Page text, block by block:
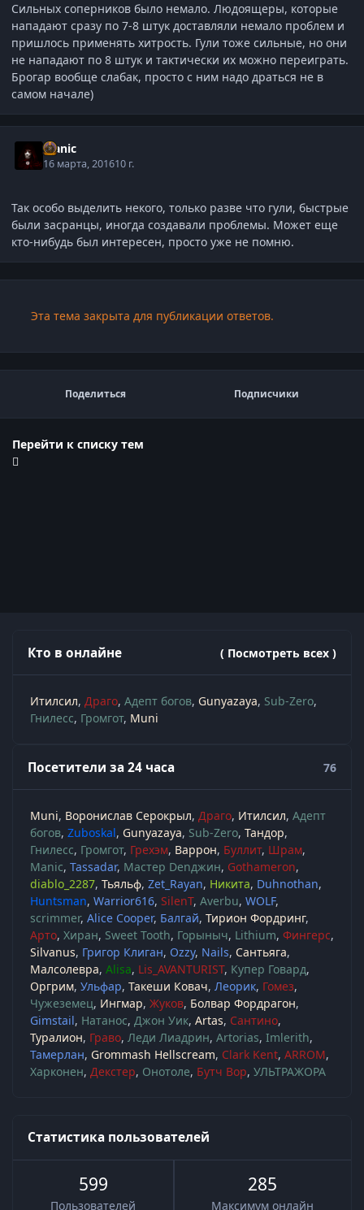
Сильных соперников было немало. Людоящеры, которые
нападают сразу по 7-8 штук доставляли немало проблем и
пришлось применять хитрость. Гули тоже сильные, но они
не нападают по 8 штук и тактически их можно переиграть.
Брогар вообще слабак, просто с ним надо драться не в
самом начале)
Manic
16 марта, 201610 г.
Так особо выделить некого, только разве что гули, быстрые
были засранцы, иногда создавали проблемы. Может еще
кто-нибудь был интересен, просто уже не помню.
Эта тема закрыта для публикации ответов.
Поделиться Подписчики
Перейти к списку тем
Кто в онлайне ( Посмотреть всех )
Итилсил Драго Адепт богов Gunyazaya Sub-Zero
Гнилесс Громгот Muni
Посетители за 24 часа 76
Muni Воронислав Серокрыл Драго Итилсил Адепт
богов Zuboskal Gunyazaya Sub-Zero Тандор
Гнилесс Громгот Грехэм Варрон Буллит Шрам
Manic Tassadar Мастер Denджин Gothameron
diablo_2287 Тьяльф Zet_Rayan Никита Duhnothan
Huntsman Warrior616 SilenT Averbu WOLF
scrimmer Alice Cooper Балгай Тирион Фордринг
Арто Хиран Sweet Tooth Горыныч Lithium Фингерс
Silvanus Григор Клиган Ozzy Nails Сантьяга
Малсолевра Alisa Lis_AVANTURIST Купер Говард
Оргрим Ульфар Такеши Ковач Леорик Гомез
Чужеземец Ингмар Жуков Болвар Фордрагон
Gimstail Натанос Джон Уик Artas Сантино
Туралион Граво Леди Лиадрин Artorias Imlerith
Тамерлан Grommash Hellscream Clark Kent ARROM
Харконен Декстер Онотоле Бутч Вор УЛЬТРАЖОРА
Статистика пользователей
599
Пользователей
285
Максимум онлайн